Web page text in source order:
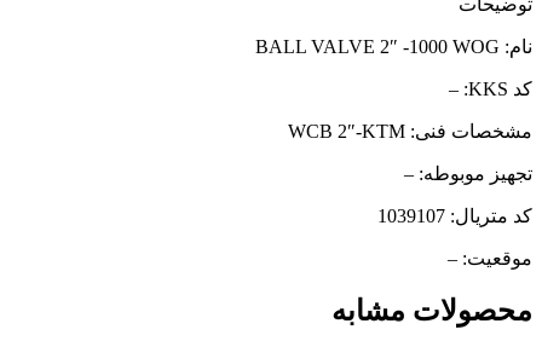
نام: BALL VALVE 2″ -1000 WOG
کد KKS: –
مشخصات فنی: WCB 2″-KTM
تجهیز موبوطه: –
کد متریال: 1039107
موقعیت: –
محصولات مشابه